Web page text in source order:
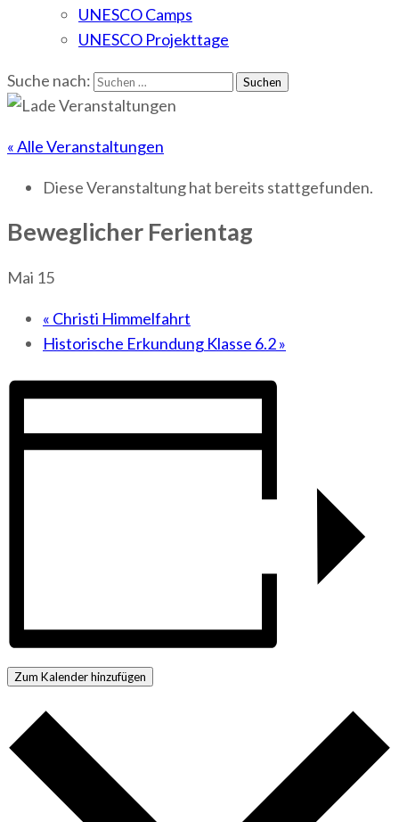
UNESCO Camps
UNESCO Projekttage
Suche nach:
« Alle Veranstaltungen
Diese Veranstaltung hat bereits stattgefunden.
Beweglicher Ferientag
Mai 15
« Christi Himmelfahrt
Historische Erkundung Klasse 6.2»
Zum Kalender hinzufügen